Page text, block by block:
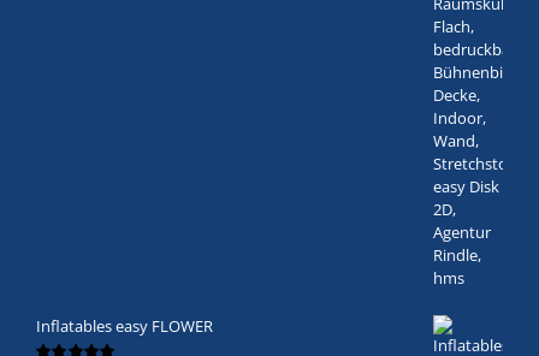
Inflatables easy FLOWER